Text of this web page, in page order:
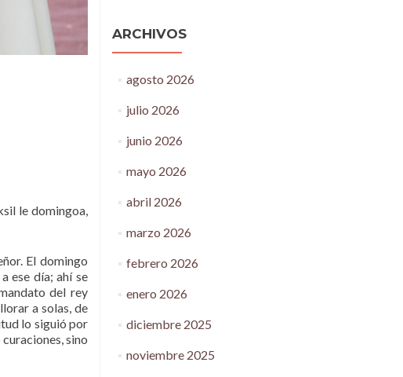
le domingoa,
El domingo
ese día; ahí se
del rey
a solas, de
lo siguió por
sino
ARCHIVOS
agosto 2026
julio 2026
junio 2026
mayo 2026
abril 2026
marzo 2026
febrero 2026
enero 2026
diciembre 2025
noviembre 2025